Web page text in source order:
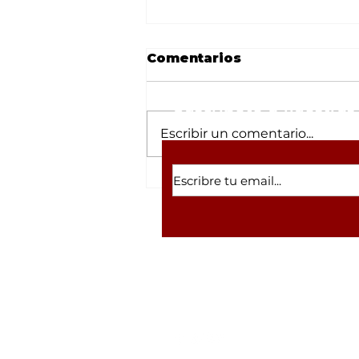
Realizará Antorcha
conferencia: “100 años
vigencia de su obra y
Comentarios
Escribir un comentario...
Suscríbete a